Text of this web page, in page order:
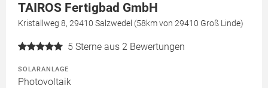
TAIROS Fertigbad GmbH
Kristallweg 8, 29410 Salzwedel (58km von 29410 Groß Linde)
5 Sterne aus 2 Bewertungen
SOLARANLAGE
Photovoltaik